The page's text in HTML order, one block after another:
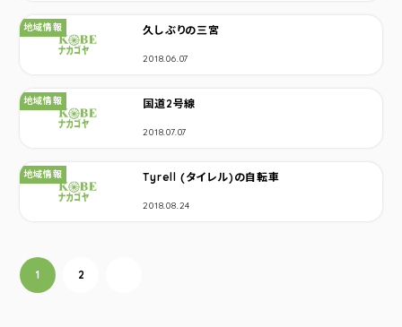
久しぶりの三宮
カテゴリ：
地域情報
2018.06.07
国道2号線
カテゴリ：
地域情報
2018.07.07
Tyrell (タイレル)の自転車
カテゴリ：
地域情報
2018.08.24
投稿ナビゲーション
1 2